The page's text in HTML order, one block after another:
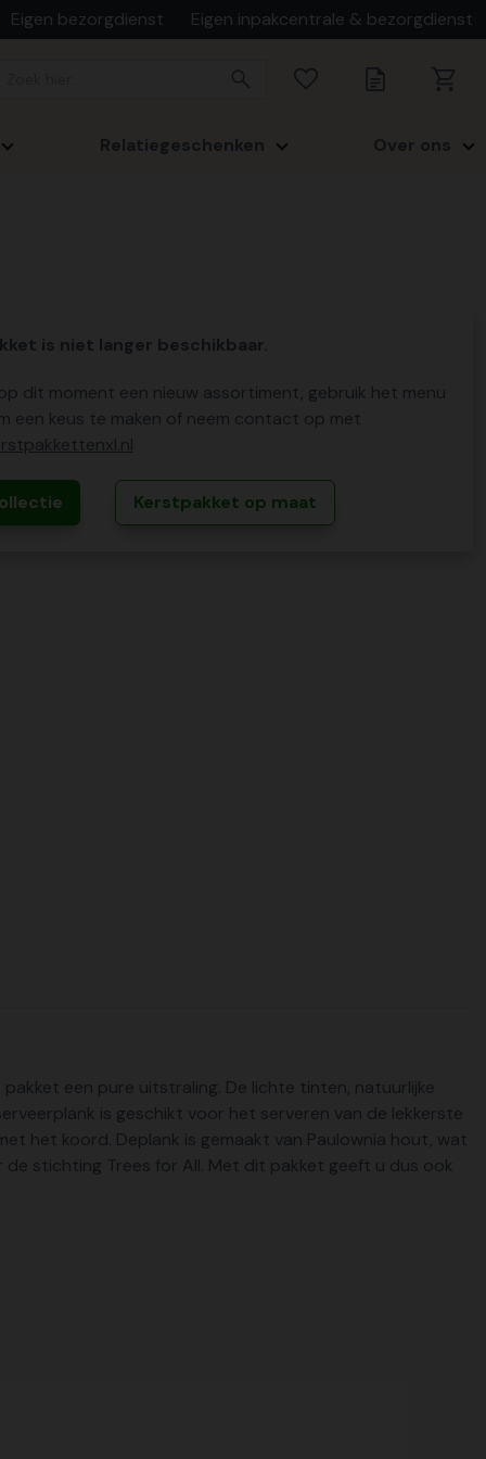
Eigen bezorgdienst Eigen inpakcentrale & bezorgdienst
Relatiegeschenken Over ons
is niet langer beschikbaar.
dit moment een nieuw assortiment, gebruik het menu
een keus te maken of neem contact op met
Kerstpakket op maat
een pure uitstraling. De lichte tinten, natuurlijke
is geschikt voor het serveren van de lekkerste
het koord. Deplank is gemaakt van Paulownia hout, wat
stichting Trees for All. Met dit pakket geeft u dus ook